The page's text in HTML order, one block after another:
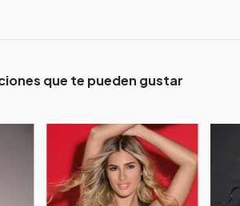
que te pueden gustar